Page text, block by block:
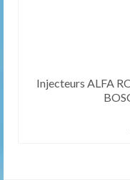
Injecteurs ALFA